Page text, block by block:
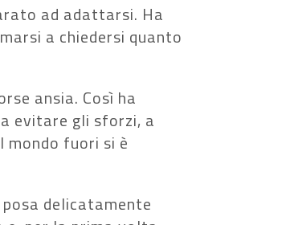
ad adattarsi. Ha
a chiedersi quanto
ansia. Così ha
evitare gli sforzi, a
mondo fuori si è
delicatamente